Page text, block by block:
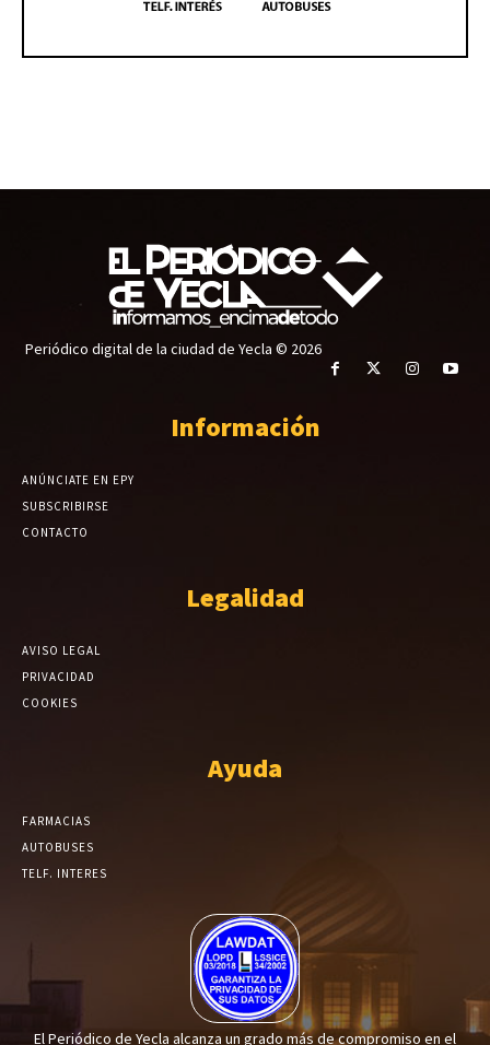
Periódico digital de la ciudad de Yecla © 2026
Información
ANÚNCIATE EN EPY
SUBSCRIBIRSE
CONTACTO
Legalidad
AVISO LEGAL
PRIVACIDAD
COOKIES
Ayuda
FARMACIAS
AUTOBUSES
TELF. INTERES
El Periódico de Yecla alcanza un grado más de compromiso en el